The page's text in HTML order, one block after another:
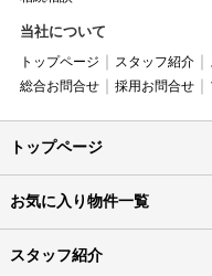
当社について
トップページ スタッフ紹介
総合お問合せ
採用お問合せ
トップページ
お気に入り物件一覧
スタッフ紹介